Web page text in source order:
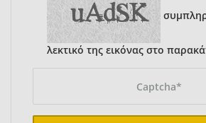
λεκτικό της εικόνας στο